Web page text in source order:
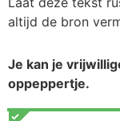
altijd de bron
Je kan je
oppeppertje.